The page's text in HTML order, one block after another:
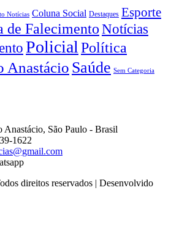
Notícias Coluna Social Destaques Esporte
de FalecimentoNotícias
Policial Política
Anastácio Saúde Sem Categoria
Anastácio, São Paulo - Brasil
1622
direitos reservados | Desenvolvido